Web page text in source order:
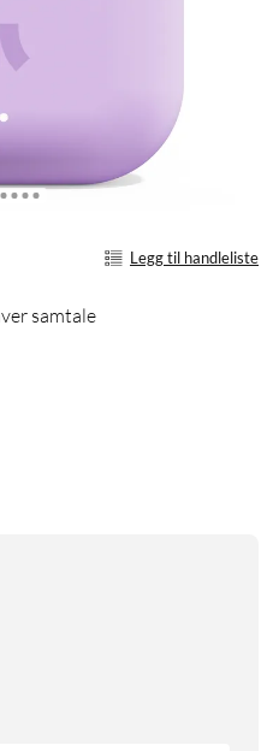
Legg til handleliste
samtale